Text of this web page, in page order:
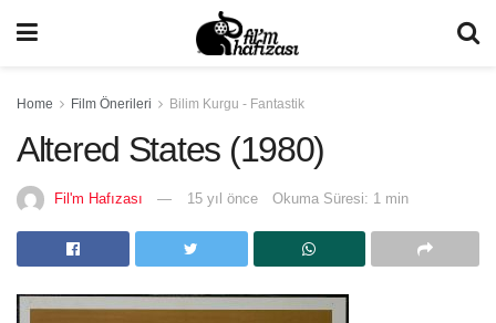
Home Film Önerileri Bilim Kurgu - Fantastik
Altered States (1980)
Fil'm Hafızası 15 yıl önce Okuma Süresi: 1 min